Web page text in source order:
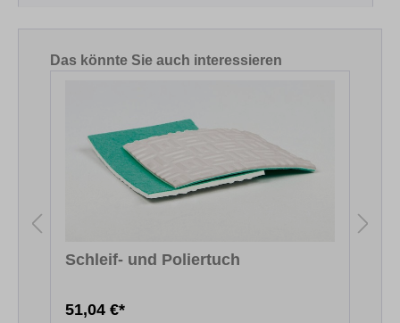
Produktgalerie überspringen
Das könnte Sie auch interessieren
Schleif- und Poliertuch
51,04 €*